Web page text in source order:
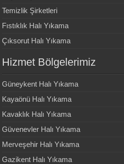
Temizlik Şirketleri
Fıstıklık Halı Yıkama
Çıksorut Halı Yıkama
Hizmet Bölgelerimiz
Güneykent Halı Yıkama
Kayaönü Halı Yıkama
Kavaklık Halı Yıkama
Güvenevler Halı Yıkama
Merveşehir Halı Yıkama
Gazikent Halı Yıkama